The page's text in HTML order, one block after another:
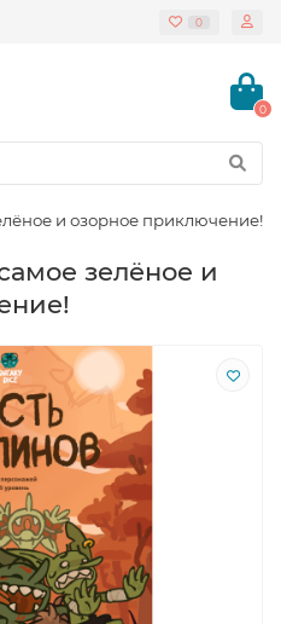
0
0
и озорное приключение!
зелёное и